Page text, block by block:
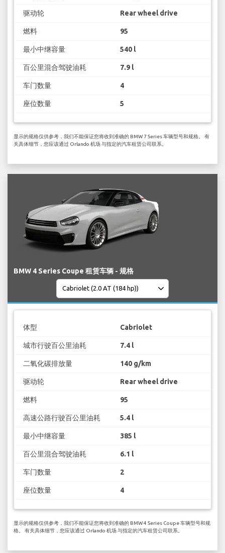
驱动轮 Rear wheel drive
燃料 95
最小中继容量 540 l
百公里混合驾驶油耗 7.9 l
车门数量 4
座位数量 5
显示的规格仅供参考，我们不能保证您将收到准确的 BMW 7 Series 车辆型号和规格。 有
关具体细节，您应该通过 Orlando 机场 与指定的汽车租赁公司联系。
BMW 4 Series Coupe 租赁车辆 - 规格
体型 Cabriolet
城市行驶百公里油耗 7.4 l
二氧化碳排放量 140 g/km
驱动轮 Rear wheel drive
燃料 95
高速公路行驶百公里油耗 5.4 l
最小中继容量 385 l
百公里混合驾驶油耗 6.1 l
车门数量 2
座位数量 4
显示的规格仅供参考，我们不能保证您将收到准确的 BMW 4 Series Coupe 车辆型号和规
格。 有关具体细节，您应该通过 Orlando 机场 与指定的汽车租赁公司联系。